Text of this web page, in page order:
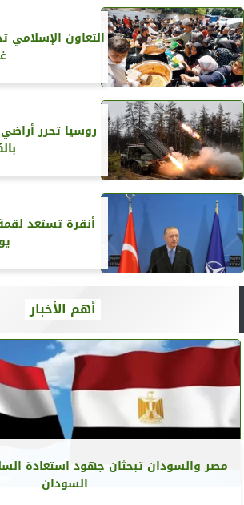
التعاون الإسلامي
روسيا تحرر
أهم الأخبار
مصر والسودان تبحثان جهود استعادة
السودان